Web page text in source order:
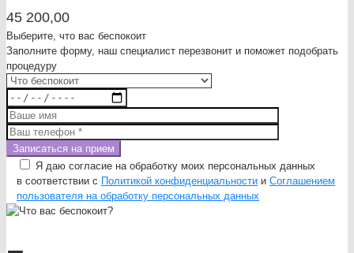
45 200,00
Выберите, что вас беспокоит
Заполните форму, наш специалист перезвонит и поможет подобрать
процедуру
Я даю согласие на обработку моих персональных данных
в соответствии с Политикой конфиденциальности и Соглашением
пользователя на обработку персональных данных